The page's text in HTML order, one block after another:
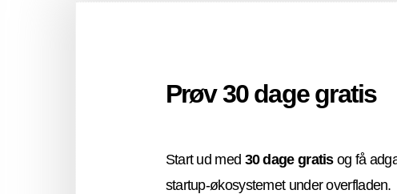
Prøv 30 dage gratis
Start ud med 30 dage gratisog få
startup-økosystemet under overfladen.